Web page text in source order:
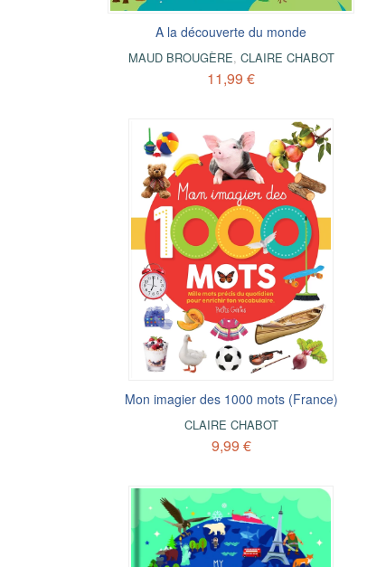
A la découverte du monde
MAUD BROUGÈRE, CLAIRE CHABOT
11,99 €
Mon imagier des 1000 mots (France)
CLAIRE CHABOT
9,99 €